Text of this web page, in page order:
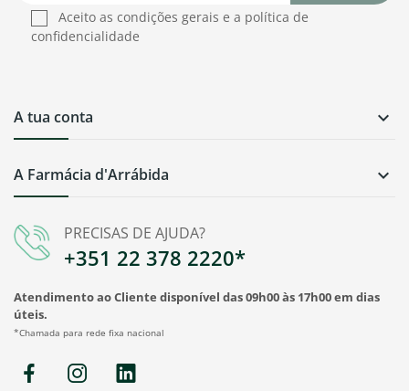
PRECISAS DE AJUDA?
+351 22 378 2220*
Atendimento ao Cliente disponível das 09h00 às 17h00 em dias
úteis.
*Chamada para rede fixa nacional
A Farmácia d'Arrábida 
A tua conta 
Aceito as condições gerais e a política de
confidencialidade